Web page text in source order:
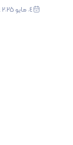
٠٤ مايو ٢٠٢٥ ٠٢:٥٤